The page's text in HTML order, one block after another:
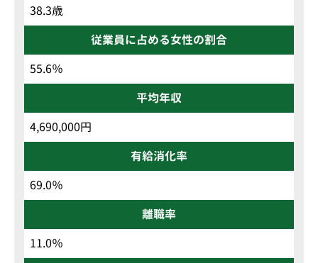
38.3歳
従業員に占める女性の割合
55.6％
平均年収
4,690,000円
有給消化率
69.0％
離職率
11.0％